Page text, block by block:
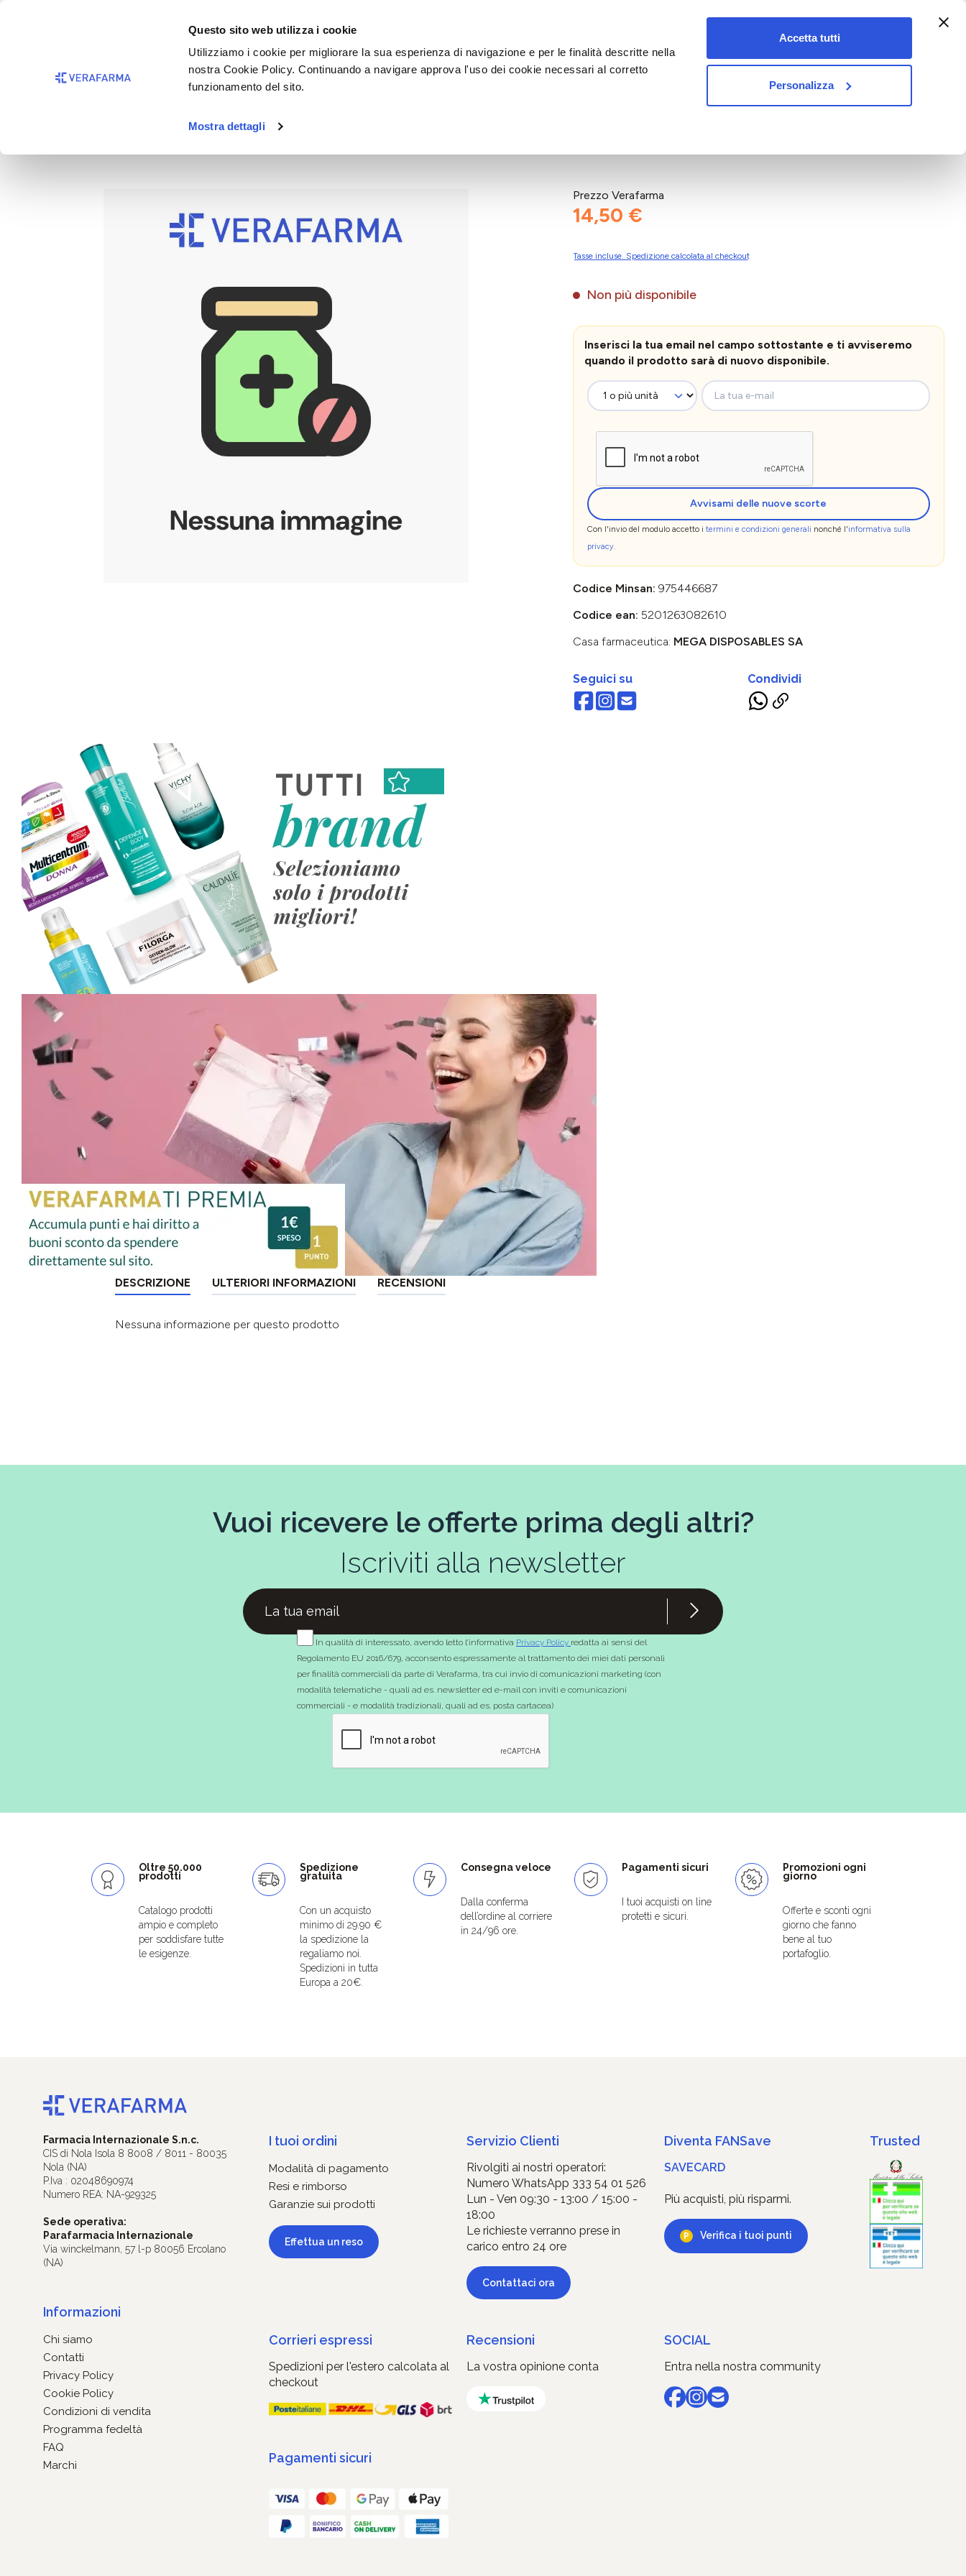
Questo sito web utilizza i cookie
Utilizziamo i cookie per migliorare la sua esperienza di navigazione e per le finalità descritte nella
nostra Cookie Policy. Continuando a navigare approva l'uso dei cookie necessari al corretto
funzionamento del sito.
Mostra dettagli
Accetta tutti
Personalizza
Passa alla navigazione principale
vet&pet
BABYLINO SENS DIAPERS ECON 6
Prezzo Verafarma
14,50 €
Tasse incluse. Spedizione calcolata al checkout
Non più disponibile
Inserisci la tua email nel campo sottostante e ti avviseremo
quando il prodotto sarà di nuovo disponibile.
La tua e-mail
Avvisami delle nuove scorte
Con l'invio del modulo accetto i termini e condizioni generali nonché l'informativa sulla
privacy.
Codice Minsan: 975446687
Codice ean: 5201263082610
Casa farmaceutica: MEGA DISPOSABLES SA
Seguici su Condividi
DESCRIZIONE ULTERIORI INFORMAZIONI RECENSIONI
Nessuna informazione per questo prodotto
Vuoi ricevere le offerte prima degli altri?
Iscriviti alla newsletter
In qualità di interessato, avendo letto l’informativa Privacy Policy redatta ai sensi del
Regolamento EU 2016/679, acconsento espressamente al trattamento dei miei dati personali
per finalità commerciali da parte di Verafarma, tra cui invio di comunicazioni marketing (con
modalità telematiche - quali ad es. newsletter ed e-mail con inviti e comunicazioni
commerciali - e modalità tradizionali, quali ad es. posta cartacea)
Oltre 50.000
prodotti
Catalogo prodotti
ampio e completo
per soddisfare tutte
le esigenze.
Spedizione
gratuita
Con un acquisto
minimo di 29.90 €
la spedizione la
regaliamo noi.
Spedizioni in tutta
Europa a 20€.
Consegna veloce
Dalla conferma
dell’ordine al corriere
in 24/96 ore.
Pagamenti sicuri
I tuoi acquisti on line
protetti e sicuri.
Promozioni ogni
giorno
Offerte e sconti ogni
giorno che fanno
bene al tuo
portafoglio.
Farmacia Internazionale S.n.c.
CIS di Nola Isola 8 8008 / 8011 - 80035
Nola (NA)
P.Iva : 02048690974
Numero REA: NA-929325
Sede operativa:
Parafarmacia Internazionale
Via winckelmann, 57 l-p 80056 Ercolano
(NA)
Informazioni
Chi siamo
Contatti
Privacy Policy
Cookie Policy
Condizioni di vendita
Programma fedeltà
FAQ
Marchi
I tuoi ordini
Modalità di pagamento
Resi e rimborso
Garanzie sui prodotti
Effettua un reso
Servizio Clienti
Rivolgiti ai nostri operatori:
Numero WhatsApp 333 54 01 526
Lun - Ven 09:30 - 13:00 / 15:00 -
18:00
Le richieste verranno prese in
carico entro 24 ore
Contattaci ora
Diventa FANSave
SAVECARD
Più acquisti, più risparmi.
Verifica i tuoi punti
Corrieri espressi
Spedizioni per l'estero calcolata al
checkout
Recensioni
La vostra opinione conta
SOCIAL
Entra nella nostra community
Pagamenti sicuri
Trusted